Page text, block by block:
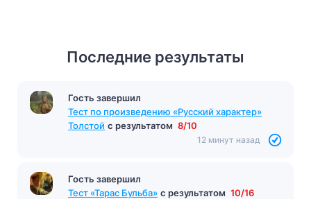
Последние результаты
Гость завершил
Тест по произведению «Русский характер»
Толстой с результатом 8/10
12 минут назад
Гость завершил
Тест «Тарас Бульба» с результатом 10/16